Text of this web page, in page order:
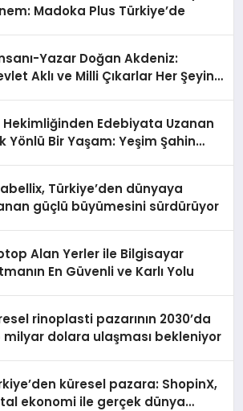
Madoka Plus Türkiye’de
Yazar Doğan Akdeniz:
Aklı ve Milli Çıkarlar Her Şeyin
Hekimliğinden Edebiyata Uzanan
Yönlü Bir Yaşam: Yeşim Şahin
Türkiye’den dünyaya
güçlü büyümesini sürdürüyor
Alan Yerler ile Bilgisayar
En Güvenli ve Karlı Yolu
rinoplasti pazarının 2030’da
milyar dolara ulaşması bekleniyor
küresel pazara: ShopinX,
ekonomi ile gerçek dünya